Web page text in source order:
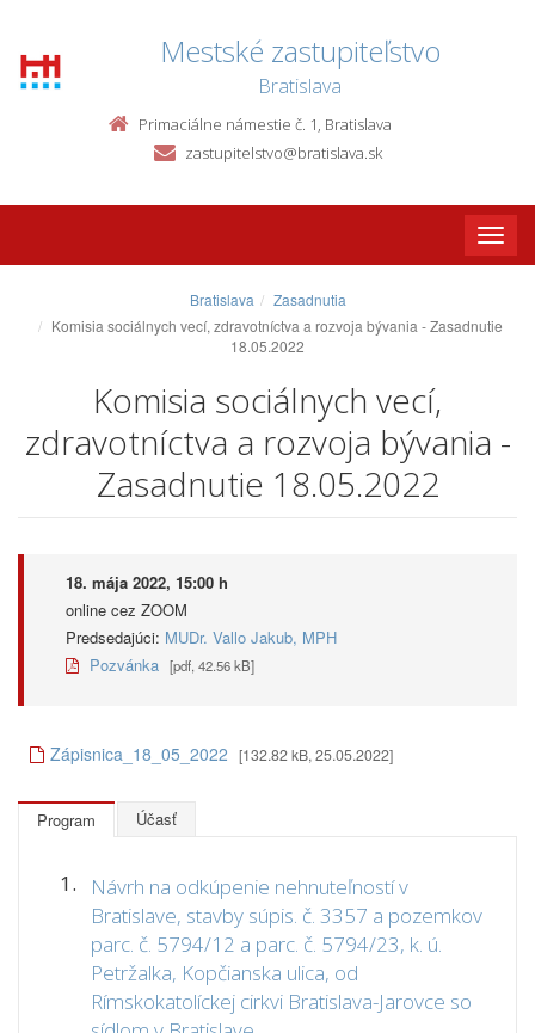
Mestské zastupiteľstvo
Bratislava
Primaciálne námestie č. 1, Bratislava
zastupitelstvo@bratislava.sk
Toggle
Bratislava
Zasadnutia
Komisia sociálnych vecí, zdravotníctva a rozvoja bývania - Zasadnutie
18.05.2022
Komisia sociálnych vecí,
zdravotníctva a rozvoja bývania -
Zasadnutie 18.05.2022
18. mája 2022, 15:00 h
online cez ZOOM
Predsedajúci: MUDr. Vallo Jakub, MPH
Pozvánka [pdf, 42.56 kB]
Zápisnica_18_05_2022 [132.82 kB, 25.05.2022]
Program Účasť
1.
Návrh na odkúpenie nehnuteľností v
Bratislave, stavby súpis. č. 3357 a pozemkov
parc. č. 5794/12 a parc. č. 5794/23, k. ú.
Petržalka, Kopčianska ulica, od
Rímskokatolíckej cirkvi Bratislava-Jarovce so